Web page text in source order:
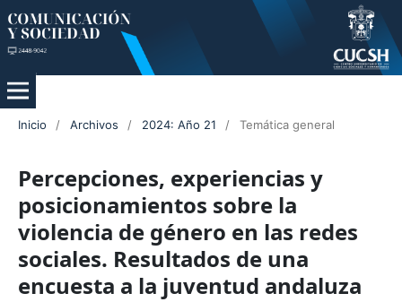
Inicio / Archivos / 2024: Año 21 / Temática general
Percepciones, experiencias y
posicionamientos sobre la
violencia de género en las redes
sociales. Resultados de una
encuesta a la juventud andaluza